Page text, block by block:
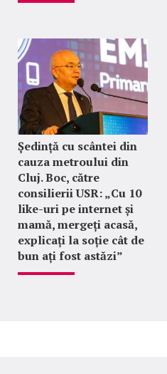
Ședință cu scântei din
cauza metroului din
Cluj. Boc, către
consilierii USR: „Cu 10
like-uri pe internet și
mamă, mergeți acasă,
explicați la soție cât de
bun ați fost astăzi”